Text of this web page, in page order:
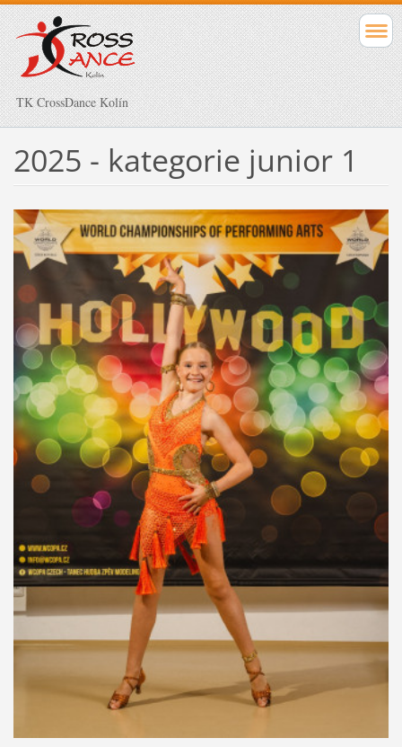
TK CrossDance Kolín
2025 - kategorie junior 1